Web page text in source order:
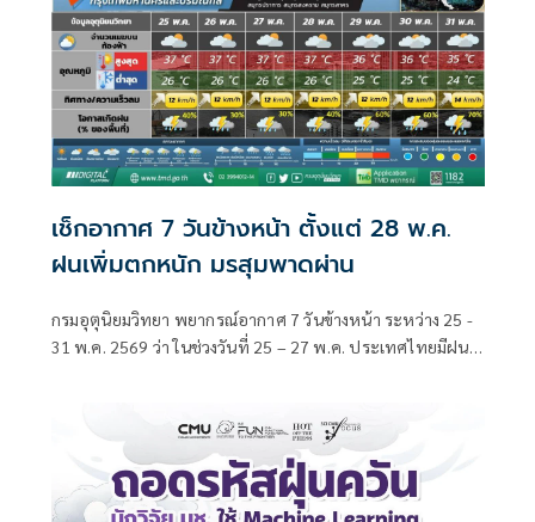
เช็กอากาศ 7 วันข้างหน้า ตั้งแต่ 28 พ.ค.
ฝนเพิ่มตกหนัก มรสุมพาดผ่าน
กรมอุตุนิยมวิทยา พยากรณ์อากาศ 7 วันข้างหน้า ระหว่าง 25 -
31 พ.ค. 2569 ว่า ในช่วงวันที่ 25 – 27 พ.ค. ประเทศไทยมีฝน